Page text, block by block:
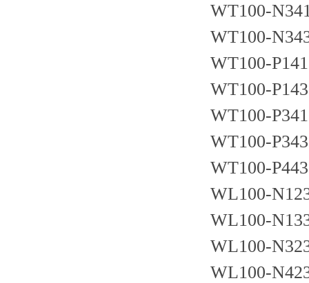
WT100-
WT100-
WT100-
WT100-
WT100-
WT100-
WT100-
WL100-
WL100-
WL100-
WL100-